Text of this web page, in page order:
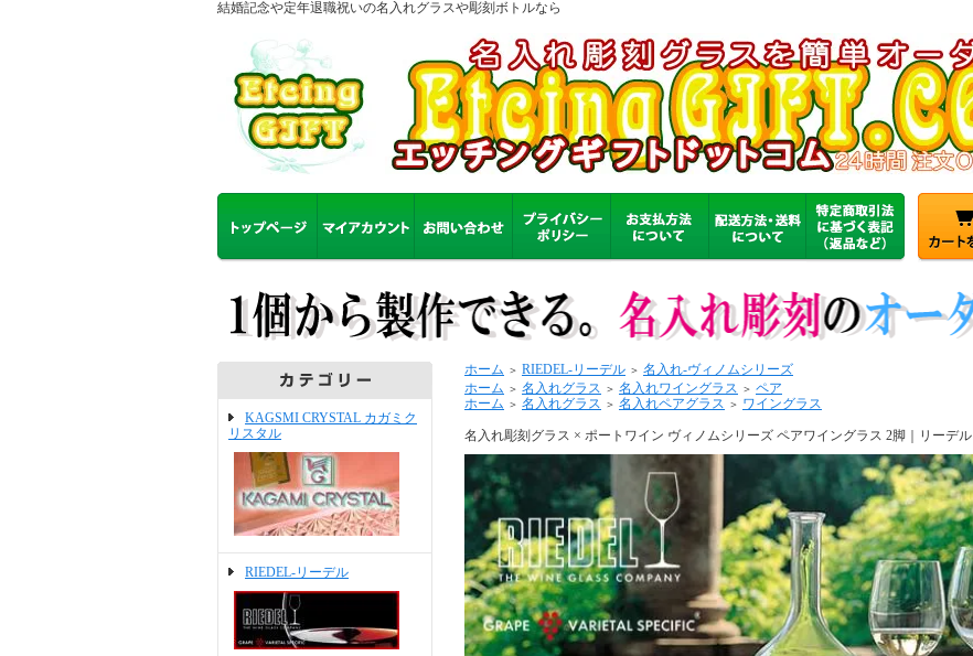
結婚記念や定年退職祝いの名入れグラスや彫刻ボトルなら
KAGSMI CRYSTAL カガミク
リスタル
RIEDEL-リーデル
ホーム ＞ RIEDEL-リーデル ＞ 名入れ-ヴィノムシリーズ
ホーム ＞ 名入れグラス ＞ 名入れワイングラス ＞ ペア
ホーム ＞ 名入れグラス ＞ 名入れペアグラス ＞ ワイングラス
名入れ彫刻グラス × ポートワイン ヴィノムシリーズ ペアワイングラス 2脚｜リーデル